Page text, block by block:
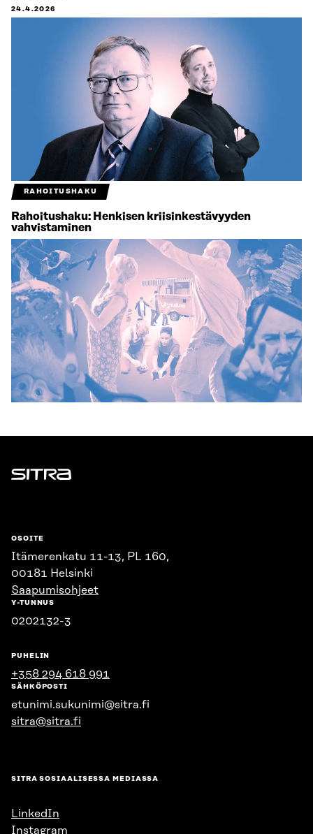
24.4.2026
RAHOITUSHAKU
Rahoitushaku: Henkisen kriisinkestävyyden
vahvistaminen
Sitra
OSOITE
Itämerenkatu 11-13, PL 160,
00181 Helsinki
Saapumisohjeet
Y-TUNNUS
0202132-3
PUHELIN
+358 294 618 991
SÄHKÖPOSTI
etunimi.sukunimi@sitra.fi
sitra@sitra.fi
SITRA SOSIAALISESSA MEDIASSA
LinkedIn
Instagram